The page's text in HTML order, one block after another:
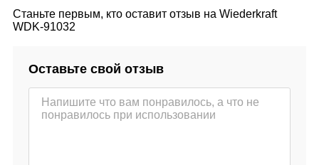
Станьте первым, кто оставит отзыв на Wiederkraft
WDK-91032
Оставьте свой отзыв